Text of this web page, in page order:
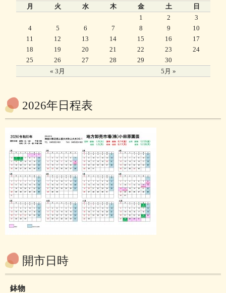
月
火 水 木 金 土 日
« 3月 5月 »
1 2
3
4
5 6 7 8 9
10
11
12 13 14 15 16
17
18
19 20 21 22 23
24
25
26 27 28 29 30
2026年日程表
開市日時
鉢物